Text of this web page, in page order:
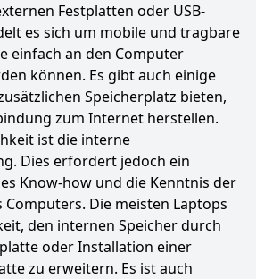
Festplatten oder USB-
es sich um mobile und tragbare
einfach an den Computer
können. Es gibt auch einige
Speicherplatz bieten,
zum Internet herstellen.
ist die interne
Dies erfordert jedoch ein
Know-how und die Kenntnis der
Die meisten Laptops
den internen Speicher durch
oder Installation einer
zu erweitern. Es ist auch